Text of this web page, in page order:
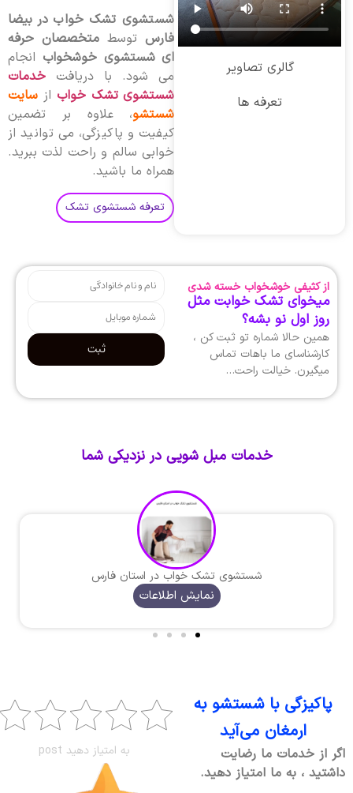
شستشوی تشک خواب در بیضا
فارستوسط متخصصان حرفه
ای شستشوی خوشخوابانجام
می شود. با دریافت خدمات
شستشوی تشک خواباز سایت
شستشو، علاوه بر تضمین
کیفیت و پاکیزگی، می توانید از
خوابی سالم و راحت لذت ببرید.
همراه ما باشید.
تعرفه شستشوی تشک
گالری تصاویر
تعرفه ها
از کثیفی خوشخواب خسته شدی
میخوای تشک خوابت مثل
روز اول نو بشه؟
همین حالا شماره تو ثبت کن ،
کارشناسای ما باهات تماس
میگیرن. خیالت راحت…
ثبت
خدمات مبل شویی در نزدیکی شما
شستشوی تشک خواب در استان فارس
نمایش اطلاعات
پاکیزگی با شستشو به
ارمغان می‌آید
اگر از خدمات ما رضایت
داشتید ، به ما امتیاز دهید.
به امتیاز دهید post